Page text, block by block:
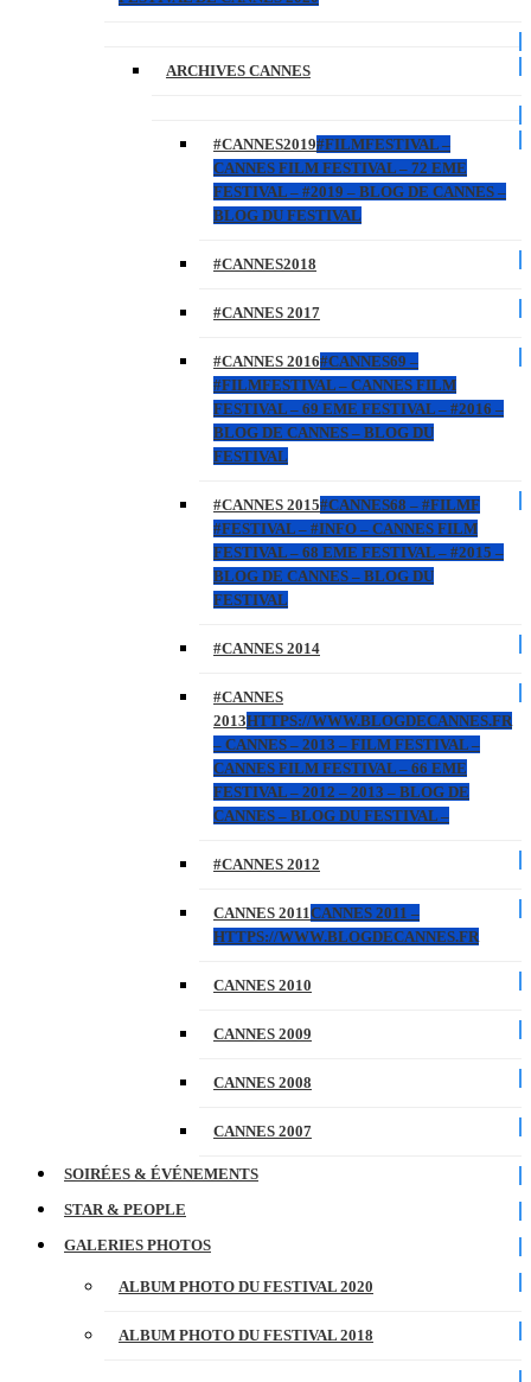
ARCHIVES CANNES
#CANNES2019#FILMFESTIVAL –
CANNES FILM FESTIVAL – 72 EME
FESTIVAL – #2019 – BLOG DE CANNES –
BLOG DU FESTIVAL
#CANNES2018
#CANNES 2017
#CANNES 2016#CANNES69 –
#FILMFESTIVAL – CANNES FILM
FESTIVAL – 69 EME FESTIVAL – #2016 –
BLOG DE CANNES – BLOG DU
FESTIVAL
#CANNES 2015#CANNES68 – #FILMF
#FESTIVAL – #INFO – CANNES FILM
FESTIVAL – 68 EME FESTIVAL – #2015 –
BLOG DE CANNES – BLOG DU
FESTIVAL
#CANNES 2014
#CANNES
2013HTTPS://WWW.BLOGDECANNES.FR
– CANNES – 2013 – FILM FESTIVAL –
CANNES FILM FESTIVAL – 66 EME
FESTIVAL – 2012 – 2013 – BLOG DE
CANNES – BLOG DU FESTIVAL –
#CANNES 2012
CANNES 2011CANNES 2011 –
HTTPS://WWW.BLOGDECANNES.FR
CANNES 2010
CANNES 2009
CANNES 2008
CANNES 2007
SOIRÉES & ÉVÉNEMENTS
STAR & PEOPLE
GALERIES PHOTOS
ALBUM PHOTO DU FESTIVAL 2020
ALBUM PHOTO DU FESTIVAL 2018